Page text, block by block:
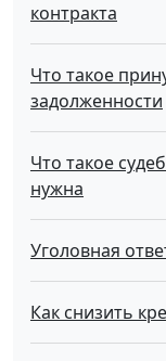
контракта
Что такое
задолженности
Что такое
нужна
Уголовная
Как снизить